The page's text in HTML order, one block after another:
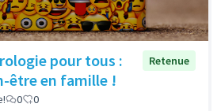
pour tous :
être en famille !
Retenue
0 0